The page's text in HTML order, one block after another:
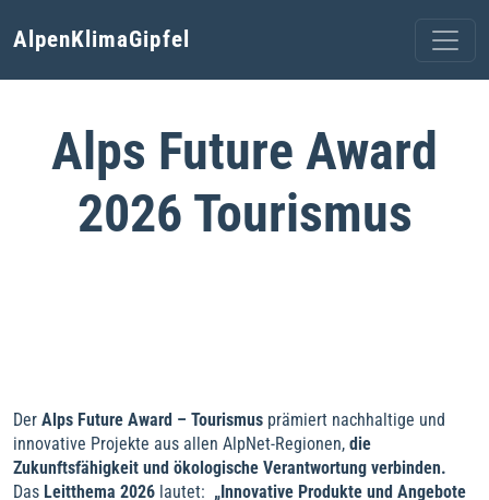
AlpenKlimaGipfel
Alps Future Award
2026 Tourismus
Der Alps Future Award – Tourismus prämiert nachhaltige und
innovative Projekte aus allen AlpNet-Regionen, die
Zukunftsfähigkeit und ökologische Verantwortung verbinden.
Das Leitthema 2026 lautet: „Innovative Produkte und Angebote